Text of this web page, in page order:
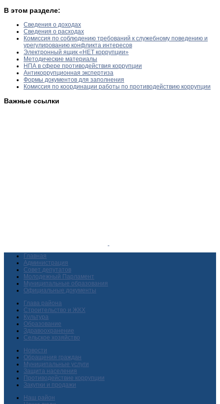
В этом разделе:
Сведения о доходах
Сведения о расходах
Комиссия по соблюдению требований к служебному поведению и
урегулированию конфликта интересов
Электронный ящик «НЕТ коррупции»
Методические материалы
НПА в сфере противодействия коррупции
Антикоррупционная экспертиза
Формы документов для заполнения
Комиссия по координации работы по противодействию коррупции
Важные ссылки
Главная
Администрация
Совет депутатов
Молодежный Парламент
Муниципальные образования
Официальные документы
Глава района
Строительство и ЖКХ
Культура
Образование
Здравоохранение
Сельское хозяйство
Новости
Обращения граждан
Муниципальные услуги
Защита населения
Противодействие коррупции
Закупки и продажи
Наш район